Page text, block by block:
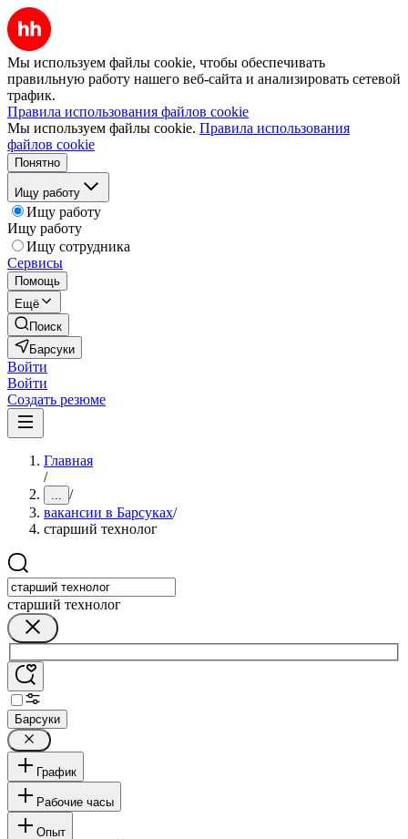
Мы используем файлы cookie, чтобы обеспечивать
правильную работу нашего веб-сайта и анализировать сетевой
трафик.
Правила использования файлов cookie
Мы используем файлы cookie. Правила использования
файлов cookie
Понятно
Ищу работу
Ищу работу
Ищу работу
Ищу сотрудника
Сервисы
Помощь
Ещё
Поиск
Барсуки
Войти
Войти
Создать резюме
Главная
/
... /
вакансии в Барсуках/
старший технолог
старший технолог
Барсуки
График
Рабочие часы
Опыт